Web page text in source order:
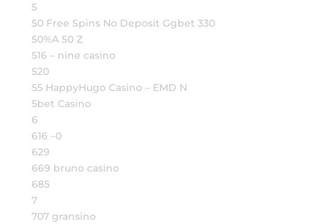
5
50 Free Spins No Deposit Ggbet 330
50%A 50 Z
516 – nine casino
520
55 HappyHugo Casino – EMD N
5bet Casino
6
616 –0
629
669 bruno casino
685
7
707 gransino